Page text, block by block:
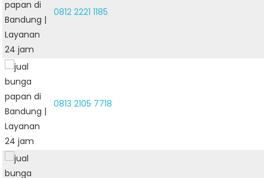
0812 2221 1185
0813 2105 7718